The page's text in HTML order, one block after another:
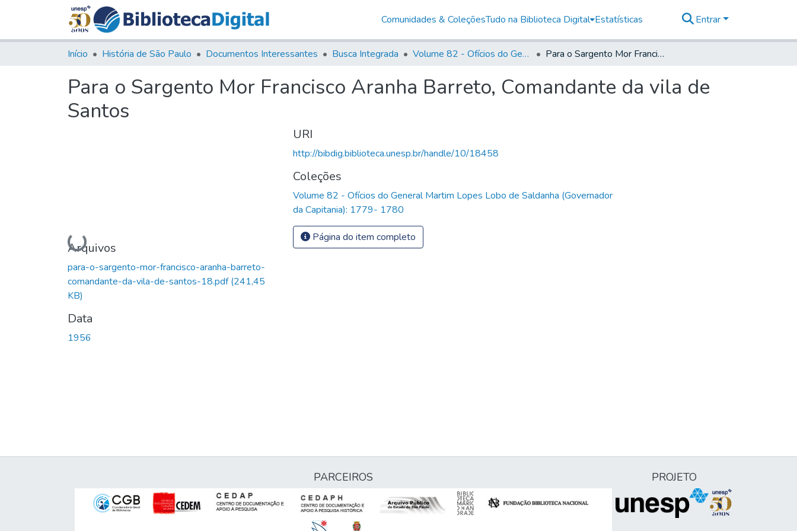
Comunidades & ColeçõesTudo na Biblioteca Digital Estatísticas Entrar
Início História de São Paulo Documentos Interessantes Busca Integrada Volume 82 - Ofícios do General Martim Lopes Lobo de Saldanha (Governador da Capitania): 1779- 1780 Para o Sargento Mor Francisco Aranha Barreto, Comandante da vila de Santos
Para o Sargento Mor Francisco Aranha Barreto, Comandante da vila de
Santos
Carregando...
Arquivos
para-o-sargento-mor-francisco-aranha-barreto-
comandante-da-vila-de-santos-18.pdf(241,45
KB)
Data
1956
URI
http://bibdig.biblioteca.unesp.br/handle/10/18458
Coleções
Volume 82 - Ofícios do General Martim Lopes Lobo de Saldanha (Governador
da Capitania): 1779- 1780
Página do item completo
PARCEIROS PROJETO